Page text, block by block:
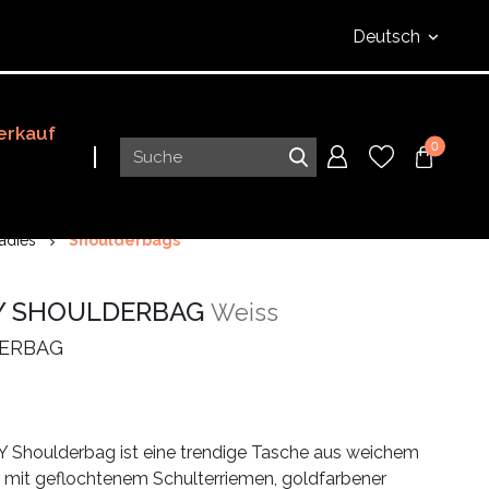
Deutsch
0
Shoulderbags
SHOULDERBAGWeiss
Shoulderbag ist eine trendige Tasche aus weichem
mit geflochtenem Schulterriemen, goldfarbener